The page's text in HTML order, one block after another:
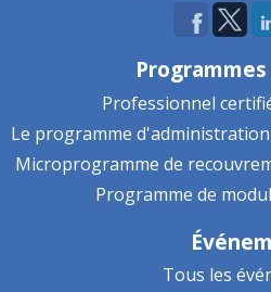
Professionnel
Le programme d'administration
Microprogramme de
Programme de
Tous les